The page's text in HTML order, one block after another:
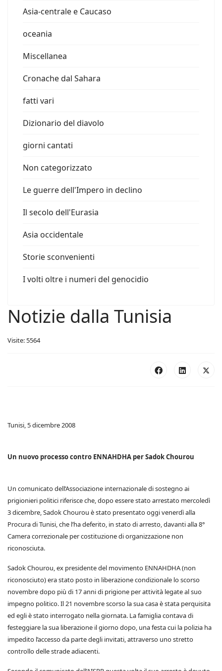
Asia-centrale e Caucaso
oceania
Miscellanea
Cronache dal Sahara
fatti vari
Dizionario del diavolo
giorni cantati
Non categorizzato
Le guerre dell'Impero in declino
Il secolo dell'Eurasia
Asia occidentale
Storie sconvenienti
I volti oltre i numeri del genocidio
Notizie dalla Tunisia
Visite: 5564
Tunisi, 5 dicembre 2008
Un nuovo processo contro ENNAHDHA per Sadok Chourou
Un comunicato dell’Associazione internazionale di sostegno ai
prigionieri politici riferisce che, dopo essere stato arrestato mercoledì
3 dicembre, Sadok Chourou è stato presentato oggi venerdì alla
Procura di Tunisi, che l’ha deferito, in stato di arresto, davanti alla 8°
Camera correzionale per costituzione di organizzazione non
riconosciuta.
Sadok Chourou, ex presidente del movimento ENNAHDHA (non
riconosciuto) era stato posto in liberazione condizionale lo scorso
novembre dopo più di 17 anni di prigione per attività legate al suo
impegno politico. Il 21 novembre scorso la sua casa è stata perquisita
ed egli è stato interrogato nella giornata. La famiglia contava di
festeggiare la sua liberazione il giorno dopo, una festa cui la polizia ha
impedito l’accesso da parte degli invitati, attraverso uno stretto
controllo delle strade adiacenti.